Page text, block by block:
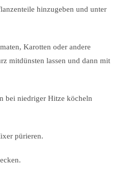
hinzugeben und unter
Karotten oder andere
mitdünsten lassen und dann mit
bei niedriger Hitze köcheln
pürieren.